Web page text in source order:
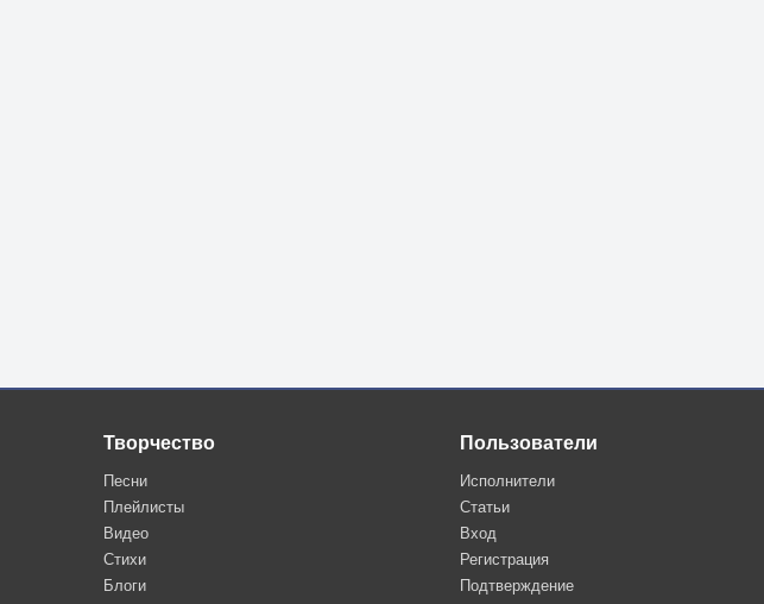
Творчество
Песни
Плейлисты
Видео
Стихи
Блоги
Пользователи
Исполнители
Статьи
Вход
Регистрация
Подтверждение